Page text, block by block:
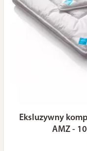
Eksluzywny
AMZ -